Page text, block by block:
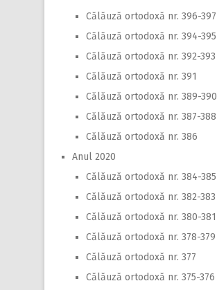
Călăuză ortodoxă nr. 396-397
Călăuză ortodoxă nr. 394-395
Călăuză ortodoxă nr. 392-393
Călăuză ortodoxă nr. 391
Călăuză ortodoxă nr. 389-390
Călăuză ortodoxă nr. 387-388
Călăuză ortodoxă nr. 386
Anul 2020
Călăuză ortodoxă nr. 384-385
Călăuză ortodoxă nr. 382-383
Călăuză ortodoxă nr. 380-381
Călăuză ortodoxă nr. 378-379
Călăuză ortodoxă nr. 377
Călăuză ortodoxă nr. 375-376